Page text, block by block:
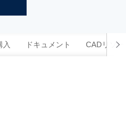
入 ドキュメント CADリソー